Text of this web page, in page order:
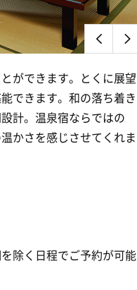
ができます。とくに展望
できます。和の落ち着き
計。温泉宿ならではの
かさを感じさせてくれま
除く日程でご予約が可能